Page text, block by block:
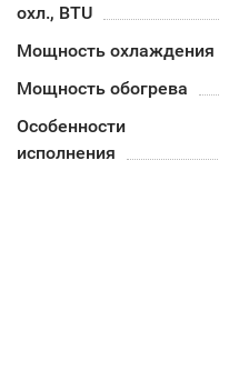
охл., BTU
Мощность охлаждения
Мощность обогрева
Особенности
исполнения